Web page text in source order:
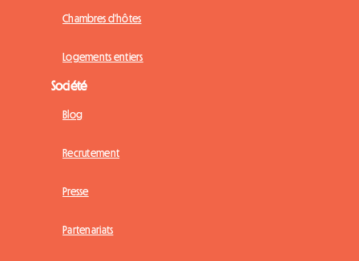
Chambres d'hôtes
Logements entiers
Société
Blog
Recrutement
Presse
Partenariats